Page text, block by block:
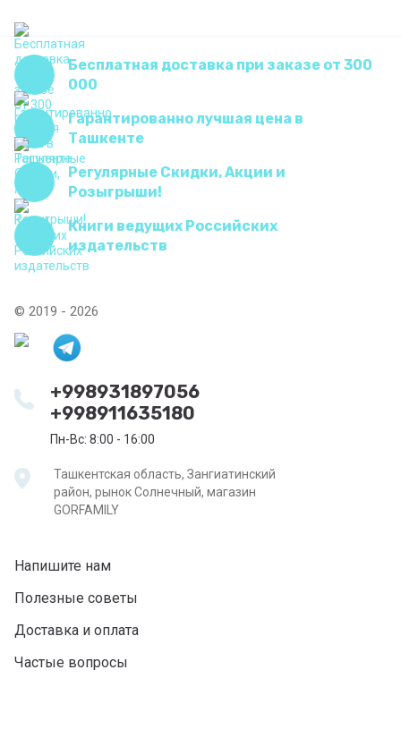
Бесплатная доставка при заказе от 300
000
Гарантированно лучшая цена в
Ташкенте
Регулярные Скидки, Акции и
Розыгрыши!
Книги ведущих Российских
издательств
© 2019 - 2026
+998931897056
+998911635180
Пн-Вс: 8:00 - 16:00
Ташкентская область, Зангиатинский
район, рынок Солнечный, магазин
GORFAMILY
Напишите нам
Полезные советы
Доставка и оплата
Частые вопросы